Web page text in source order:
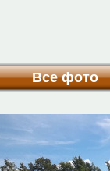
Все фото